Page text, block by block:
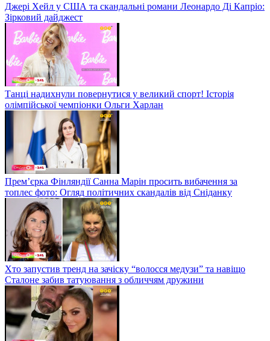
Джері Хейл у США та скандальні романи Леонардо Ді Капріо:
Зірковий дайджест
Танці надихнули повернутися у великий спорт! Історія
олімпійської чемпіонки Ольги Харлан
Прем’єрка Фінляндії Санна Марін просить вибачення за
топлес фото: Огляд політичних скандалів від Сніданку
Хто запустив тренд на зачіску “волосся медузи” та навіщо
Сталоне забив татуювання з обличчям дружини